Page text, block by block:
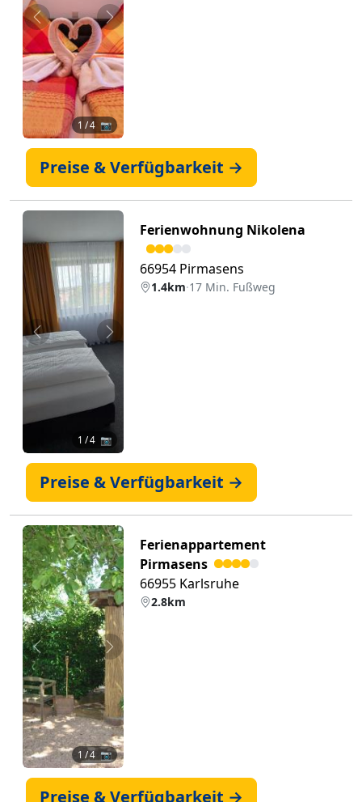
Zurück Weiter
1 / 4 📷
Preise & Verfügbarkeit →
Zurück Weiter
1 / 4 📷
Ferienwohnung Nikolena
66954 Pirmasens
1.4km·17 Min. Fußweg
Preise & Verfügbarkeit →
Zurück Weiter
1 / 4 📷
Ferienappartement
Pirmasens
66955 Karlsruhe
2.8km
Preise & Verfügbarkeit →